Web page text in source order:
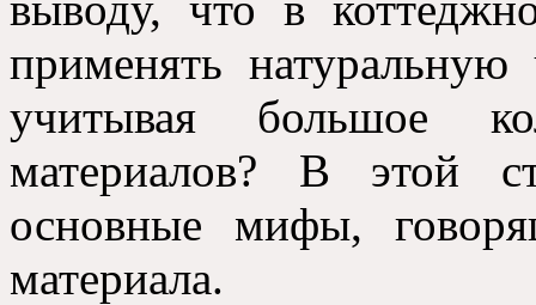
применять
учитывая большое
материалов? В этой
основные мифы,
материала.